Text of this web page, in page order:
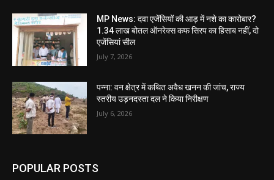
MP News: दवा एजेंसियों की आड़ में नशे का कारोबार?
1.34 लाख बोतल ऑनरेक्स कफ सिरप का हिसाब नहीं, दो
एजेंसियां सील
July 7, 2026
पन्ना: वन क्षेत्र में कथित अवैध खनन की जांच, राज्य
स्तरीय उड़नदस्ता दल ने किया निरीक्षण
July 6, 2026
POPULAR POSTS